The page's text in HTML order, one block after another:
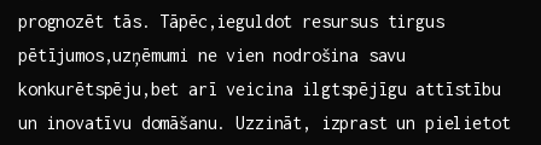
prognozēt ​tās.⁤ Tāpēc,ieguldot resursus‌ tirgus
‌pētījumos,uzņēmumi ​ne⁤ vien ⁢nodrošina savu
konkurētspēju,bet arī veicina ilgtspējīgu attīstību
un⁤ inovatīvu ‌domāšanu.‌ Uzzināt, izprast ​un pielietot